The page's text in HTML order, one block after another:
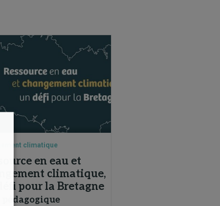
climatique
en eau et
climatique,
pour la Bretagne
pédagogique